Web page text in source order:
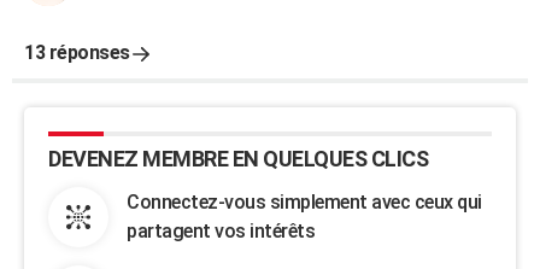
13 réponses
DEVENEZ MEMBRE EN QUELQUES CLICS
Connectez-vous simplement avec ceux qui
partagent vos intérêts